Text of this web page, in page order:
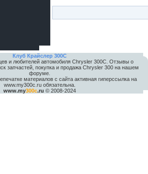
Клуб Крайслер 300C
и любителей автомобиля Chrysler 300С. Отзывы о
запчастей, покупка и продажа Chrysler 300 на нашем
форуме.
материалов с сайта активная гиперссылка на
www.my300c.ru обязательна.
www.my300c.ru © 2008-2024